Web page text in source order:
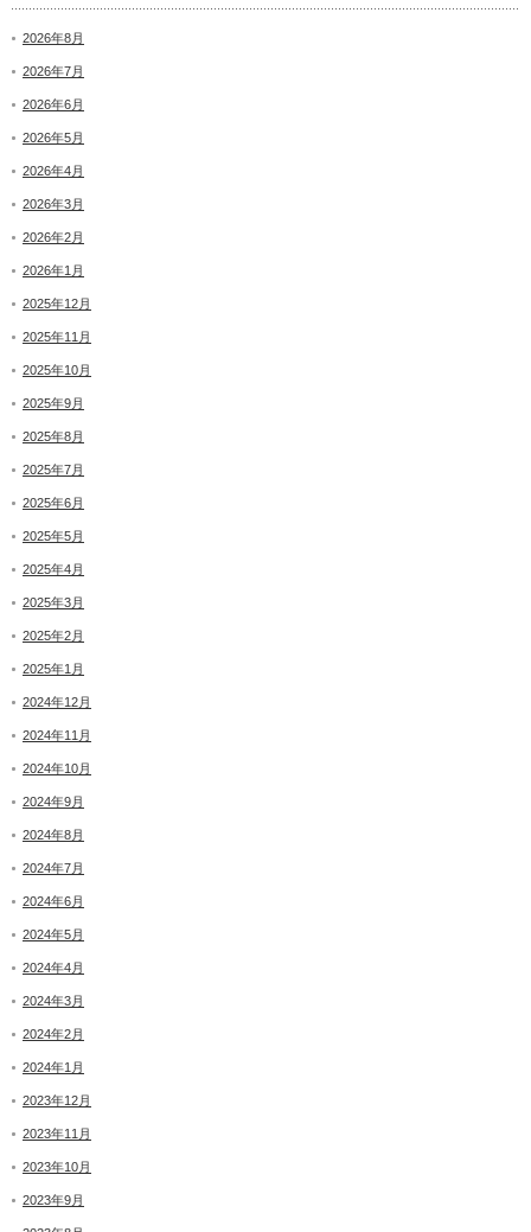
2026年8月
2026年7月
2026年6月
2026年5月
2026年4月
2026年3月
2026年2月
2026年1月
2025年12月
2025年11月
2025年10月
2025年9月
2025年8月
2025年7月
2025年6月
2025年5月
2025年4月
2025年3月
2025年2月
2025年1月
2024年12月
2024年11月
2024年10月
2024年9月
2024年8月
2024年7月
2024年6月
2024年5月
2024年4月
2024年3月
2024年2月
2024年1月
2023年12月
2023年11月
2023年10月
2023年9月